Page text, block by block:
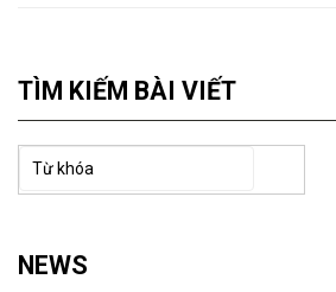
TÌM KIẾM BÀI VIẾT
NEWS